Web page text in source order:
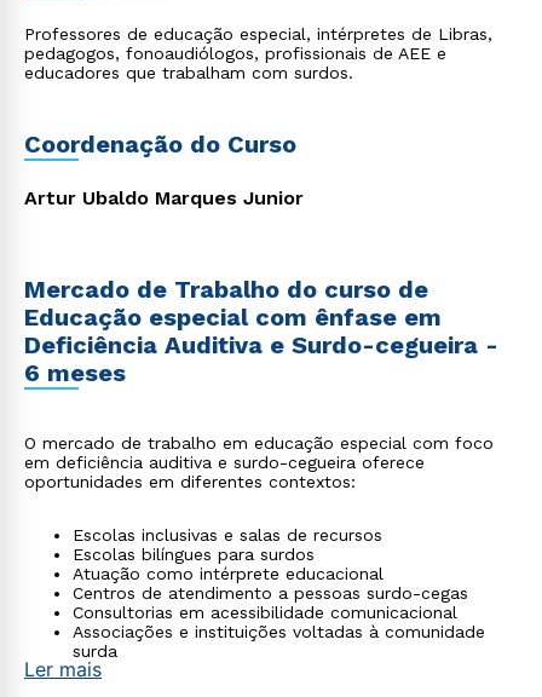
Professores de educação especial, intérpretes de Libras,
pedagogos, fonoaudiólogos, profissionais de AEE e
educadores que trabalham com surdos.
Coordenação do Curso
Artur Ubaldo Marques Junior
Mercado de Trabalho do curso de
Educação especial com ênfase em
Deficiência Auditiva e Surdo-cegueira -
6 meses
O mercado de trabalho em educação especial com foco
em deficiência auditiva e surdo-cegueira oferece
oportunidades em diferentes contextos:
Escolas inclusivas e salas de recursos
Escolas bilíngues para surdos
Atuação como intérprete educacional
Centros de atendimento a pessoas surdo-cegas
Consultorias em acessibilidade comunicacional
Associações e instituições voltadas à comunidade
surda
Ler mais